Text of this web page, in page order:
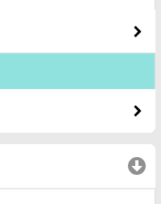
click to collapse